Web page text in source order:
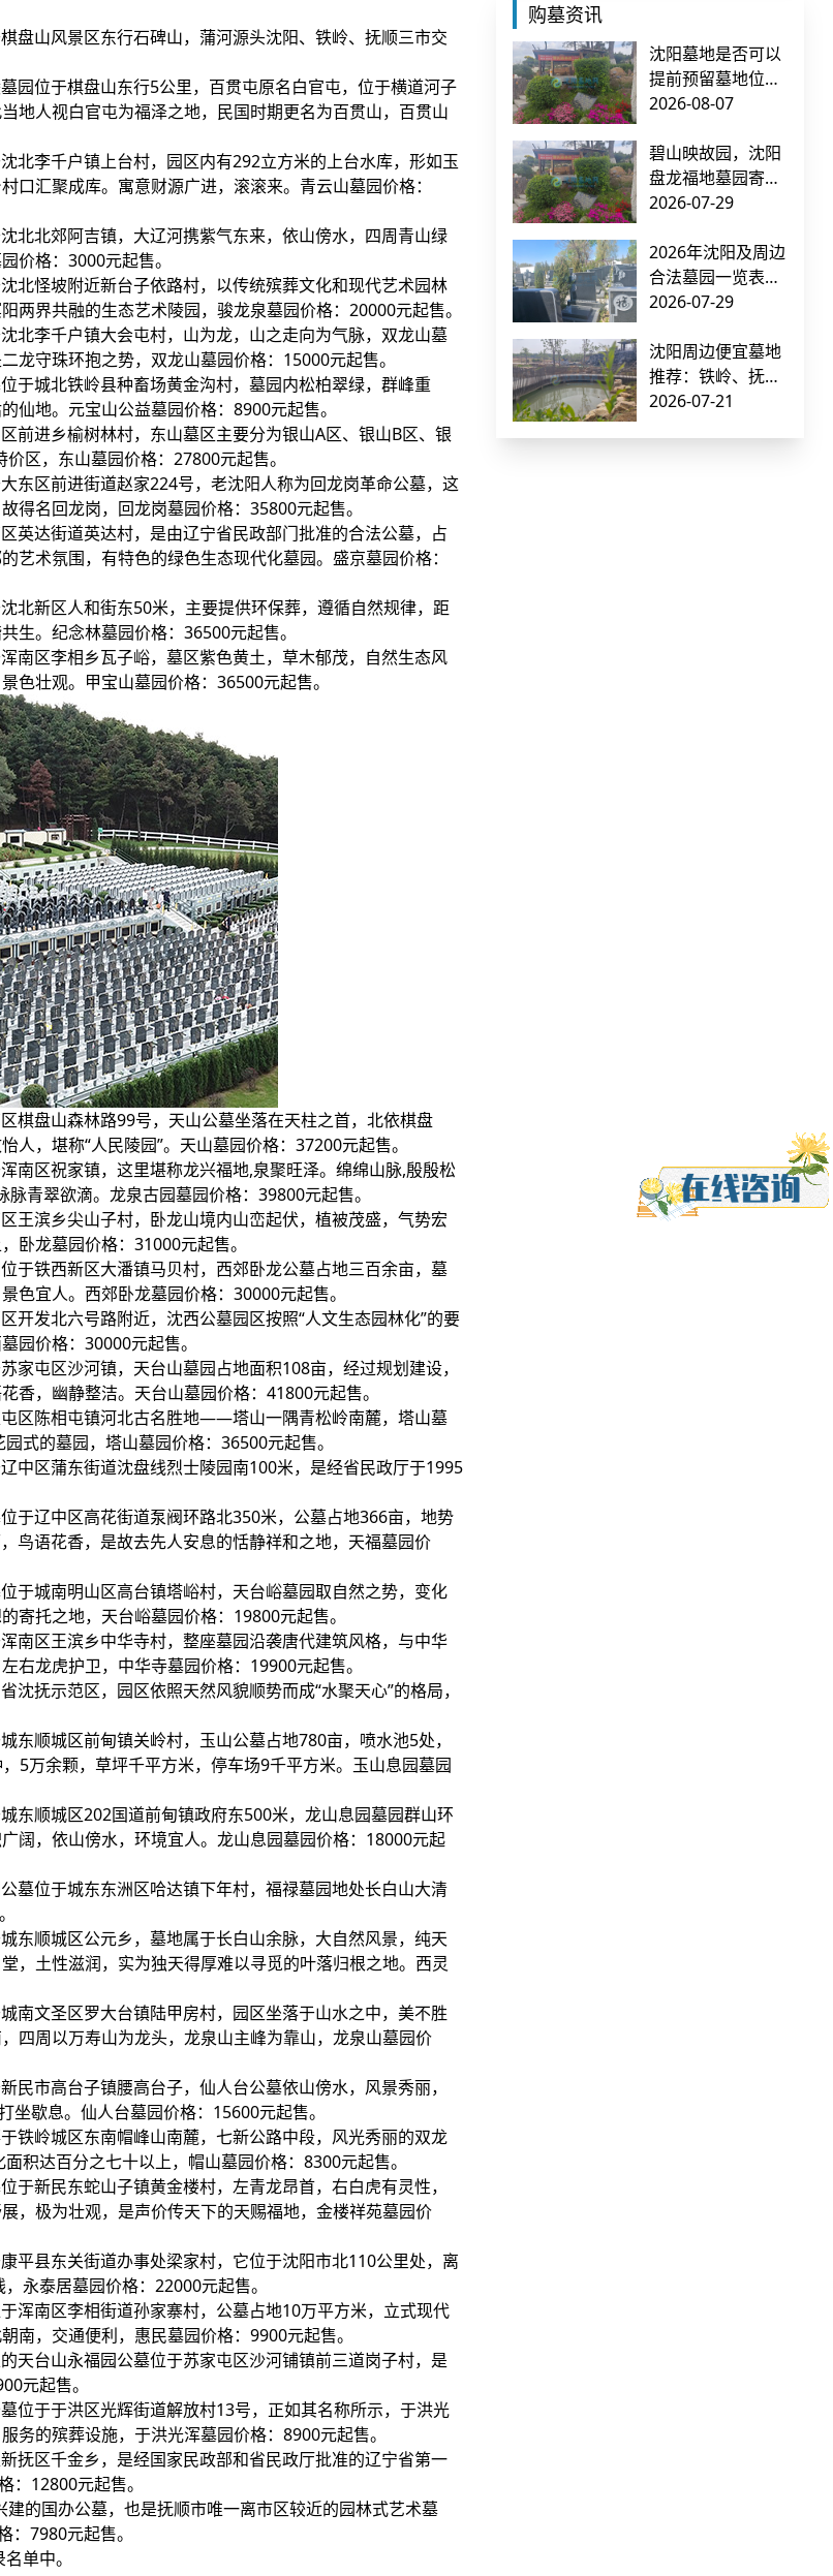
盘山风景区东行石碑山，蒲河源头沈阳、铁岭、抚顺三市交
园位于棋盘山东行5公里，百贯屯原名白官屯，位于横道河子
地人视白官屯为福泽之地，民国时期更名为百贯山，百贯山
北李千户镇上台村，园区内有292立方米的上台水库，形如玉
汇聚成库。寓意财源广进，滚滚来。青云山墓园价格：
北北郊阿吉镇，大辽河携紫气东来，依山傍水，四周青山绿
价格：3000元起售。
北怪坡附近新台子依路村，以传统殡葬文化和现代艺术园林
界共融的生态艺术陵园，骏龙泉墓园价格：20000元起售。
北李千户镇大会屯村，山为龙，山之走向为气脉，双龙山墓
龙守珠环抱之势，双龙山墓园价格：15000元起售。
于城北铁岭县种畜场黄金沟村，墓园内松柏翠绿，群峰重
仙地。元宝山公益墓园价格：8900元起售。
前进乡榆树林村，东山墓区主要分为银山A区、银山B区、银
区，东山墓园价格：27800元起售。
东区前进街道赵家224号，老沈阳人称为回龙岗革命公墓，这
得名回龙岗，回龙岗墓园价格：35800元起售。
英达街道英达村，是由辽宁省民政部门批准的合法公墓，占
术氛围，有特色的绿色生态现代化墓园。盛京墓园价格：
北新区人和街东50米，主要提供环保葬，遵循自然规律，距
生。纪念林墓园价格：36500元起售。
南区李相乡瓦子峪，墓区紫色黄土，草木郁茂，自然生态风
色壮观。甲宝山墓园价格：36500元起售。
棋盘山森林路99号，天山公墓坐落在天柱之首，北依棋盘
，堪称“人民陵园”。天山墓园价格：37200元起售。
南区祝家镇，这里堪称龙兴福地,泉聚旺泽。绵绵山脉,殷殷松
青翠欲滴。龙泉古园墓园价格：39800元起售。
王滨乡尖山子村，卧龙山境内山峦起伏，植被茂盛，气势宏
卧龙墓园价格：31000元起售。
于铁西新区大潘镇马贝村，西郊卧龙公墓占地三百余亩，墓
色宜人。西郊卧龙墓园价格：30000元起售。
发北六号路附近，沈西公墓园区按照“人文生态园林化”的要
园价格：30000元起售。
屯区沙河镇，天台山墓园占地面积108亩，经过规划建设，
香，幽静整洁。天台山墓园价格：41800元起售。
区陈相屯镇河北古名胜地——塔山一隅青松岭南麓，塔山墓
式的墓园，塔山墓园价格：36500元起售。
中区蒲东街道沈盘线烈士陵园南100米，是经省民政厅于1995
于辽中区高花街道泵阀环路北350米，公墓占地366亩，地势
鸟语花香，是故去先人安息的恬静祥和之地，天福墓园价
于城南明山区高台镇塔峪村，天台峪墓园取自然之势，变化
寄托之地，天台峪墓园价格：19800元起售。
南区王滨乡中华寺村，整座墓园沿袭唐代建筑风格，与中华
右龙虎护卫，中华寺墓园价格：19900元起售。
抚示范区，园区依照天然风貌顺势而成“水聚天心”的格局，
顺城区前甸镇关岭村，玉山公墓占地780亩，喷水池5处，
5万余颗，草坪千平方米，停车场9千平方米。玉山息园墓园
东顺城区202国道前甸镇政府东500米，龙山息园墓园群山环
阔，依山傍水，环境宜人。龙山息园墓园价格：18000元起
墓位于城东东洲区哈达镇下年村，福禄墓园地处长白山大清
东顺城区公元乡，墓地属于长白山余脉，大自然风景，纯天
，土性滋润，实为独天得厚难以寻觅的叶落归根之地。西灵
南文圣区罗大台镇陆甲房村，园区坐落于山水之中，美不胜
四周以万寿山为龙头，龙泉山主峰为靠山，龙泉山墓园价
市高台子镇腰高台子，仙人台公墓依山傍水，风景秀丽，
歇息。仙人台墓园价格：15600元起售。
铁岭城区东南帽峰山南麓，七新公路中段，风光秀丽的双龙
积达百分之七十以上，帽山墓园价格：8300元起售。
新民东蛇山子镇黄金楼村，左青龙昂首，右白虎有灵性，
，极为壮观，是声价传天下的天赐福地，金楼祥苑墓园价
平县东关街道办事处梁家村，它位于沈阳市北110公里处，离
永泰居墓园价格：22000元起售。
浑南区李相街道孙家寨村，公墓占地10万平方米，立式现代
南，交通便利，惠民墓园价格：9900元起售。
天台山永福园公墓位于苏家屯区沙河铺镇前三道岗子村，是
元起售。
位于于洪区光辉街道解放村13号，正如其名称所示，于洪光
务的殡葬设施，于洪光浑墓园价格：8900元起售。
抚区千金乡，是经国家民政部和省民政厅批准的辽宁省第一
：12800元起售。
的国办公墓，也是抚顺市唯一离市区较近的园林式艺术墓
7980元起售。
单中。
购墓资讯
沈阳墓地是否可以
提前预留墓地位
置？如何确保不被
2026-08-07
碧山映故园，沈阳
盘龙福地墓园寄哀
思
2026-07-29
2026年沈阳及周边
合法墓园一览表：
正规有手续的公墓
2026-07-29
沈阳周边便宜墓地
推荐：铁岭、抚
顺、本溪低价公墓
2026-07-21